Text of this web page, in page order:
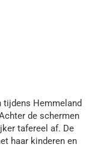
Hemmeland
de schermen
tafereel af. De
haar kinderen en